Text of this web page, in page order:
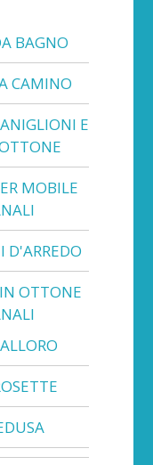
BAGNO
CAMINO
E
MOBILE
D'ARREDO
OTTONE